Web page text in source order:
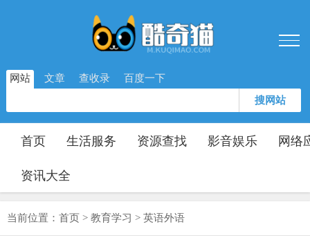
网站 文章 查收录 百度一下
搜网站
首页 生活服务 资源查找 影音娱乐 网络
资讯大全
当前位置： 首页 > 教育学习 > 英语外语